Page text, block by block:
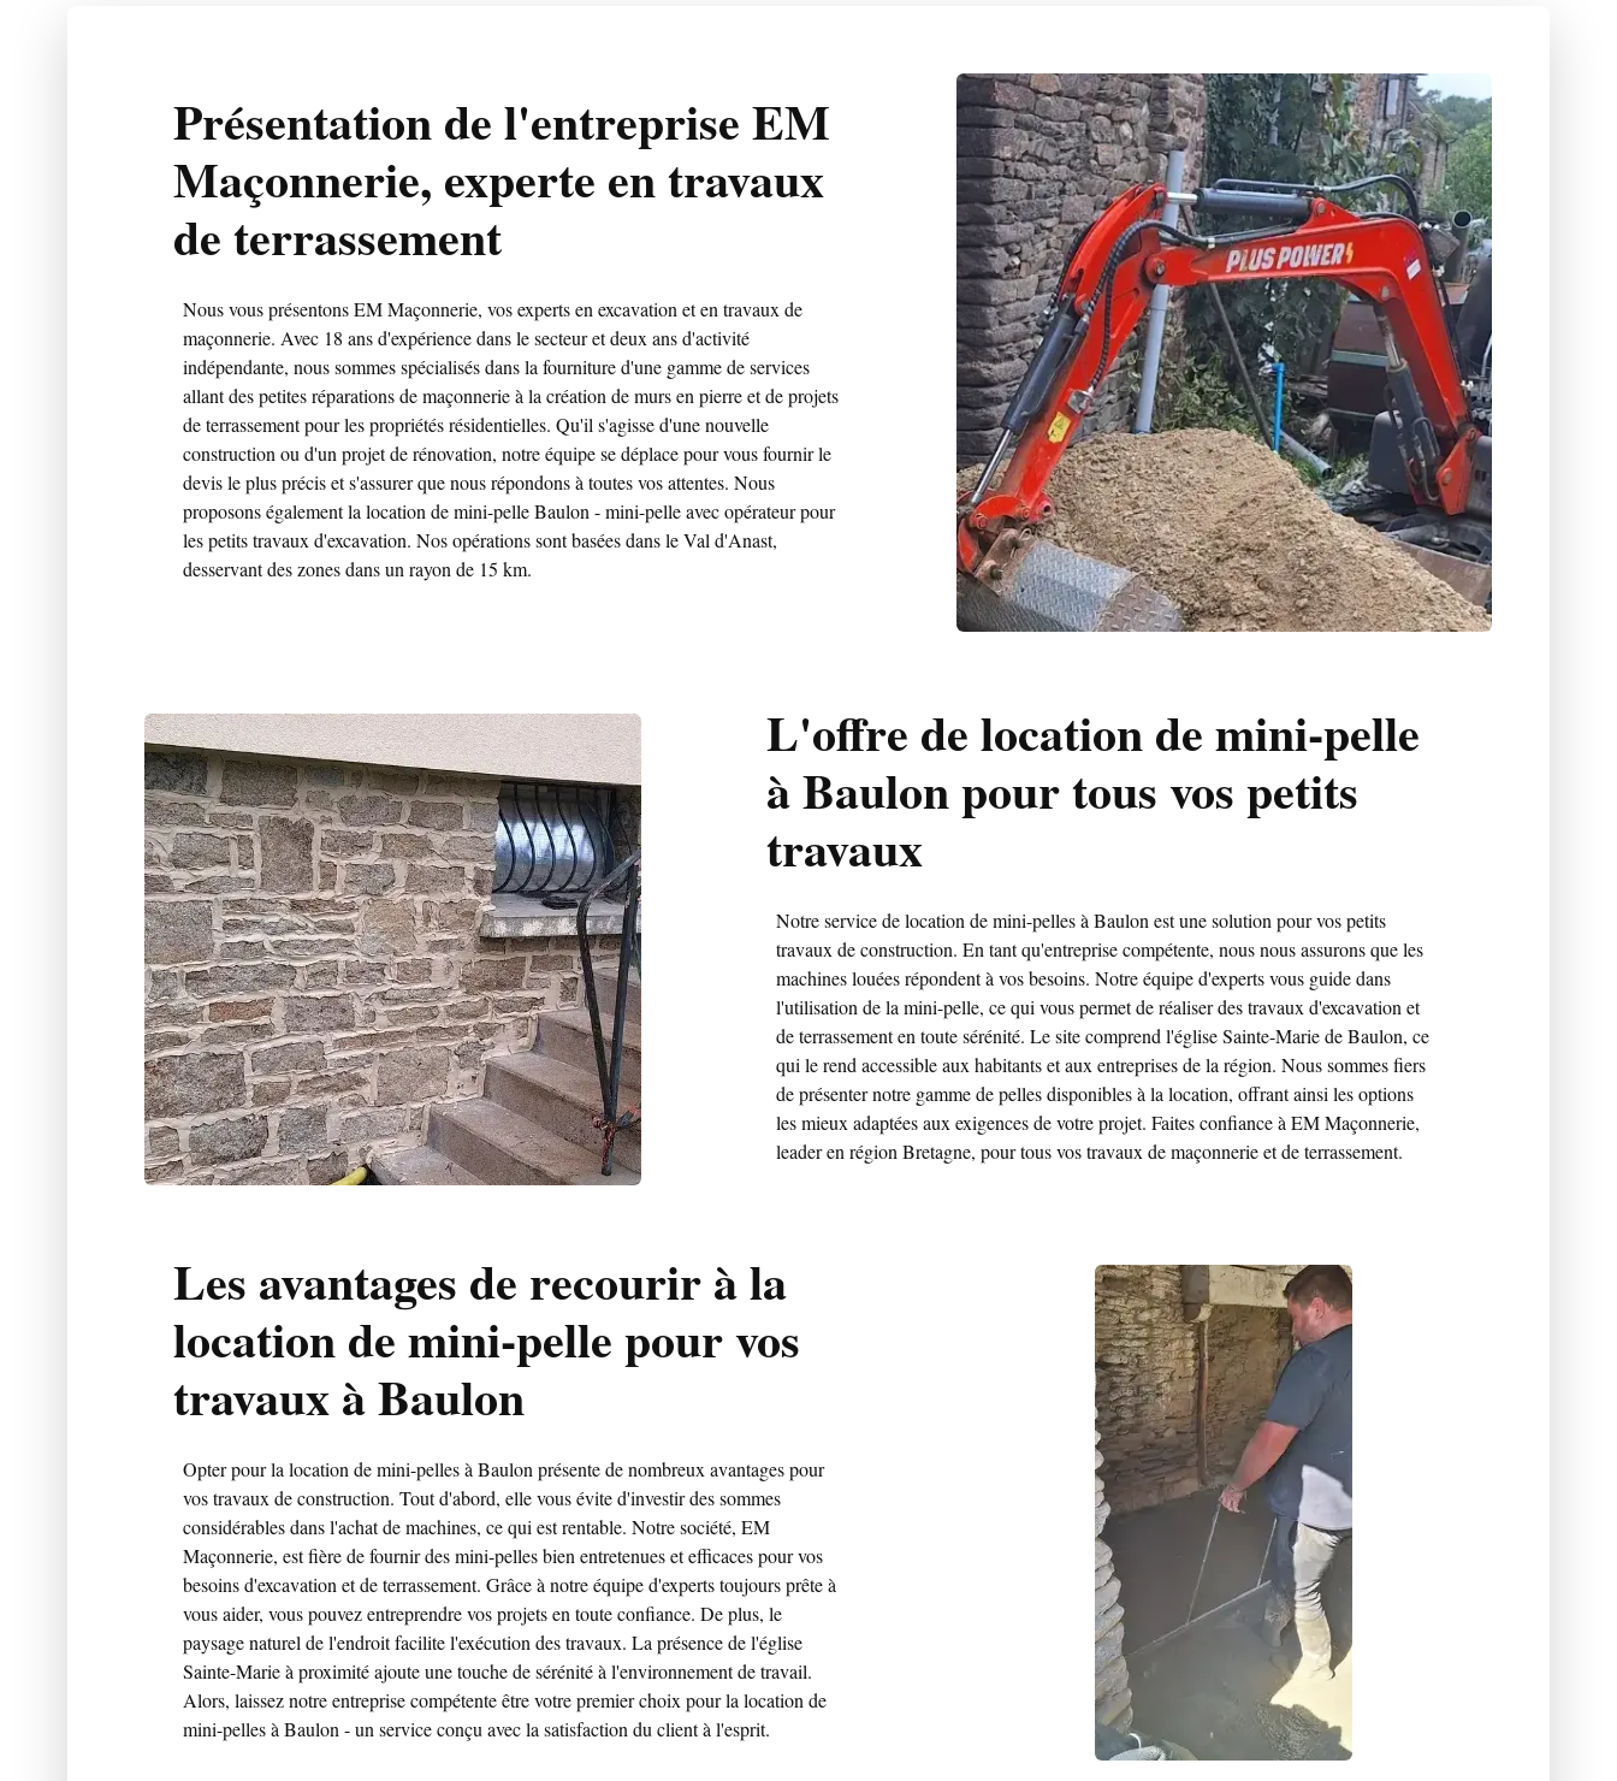
Présentation de l'entreprise EM
Maçonnerie, experte en travaux
de terrassement
Nous vous présentons EM Maçonnerie, vos experts en excavation et en travaux de
maçonnerie. Avec 18 ans d'expérience dans le secteur et deux ans d'activité
indépendante, nous sommes spécialisés dans la fourniture d'une gamme de services
allant des petites réparations de maçonnerie à la création de murs en pierre et de projets
de terrassement pour les propriétés résidentielles. Qu'il s'agisse d'une nouvelle
construction ou d'un projet de rénovation, notre équipe se déplace pour vous fournir le
devis le plus précis et s'assurer que nous répondons à toutes vos attentes. Nous
proposons également la location de mini-pelle Baulon - mini-pelle avec opérateur pour
les petits travaux d'excavation. Nos opérations sont basées dans le Val d'Anast,
desservant des zones dans un rayon de 15 km.
L'offre de location de mini-pelle
à Baulon pour tous vos petits
travaux
Notre service de location de mini-pelles à Baulon est une solution pour vos petits
travaux de construction. En tant qu'entreprise compétente, nous nous assurons que les
machines louées répondent à vos besoins. Notre équipe d'experts vous guide dans
l'utilisation de la mini-pelle, ce qui vous permet de réaliser des travaux d'excavation et
de terrassement en toute sérénité. Le site comprend l'église Sainte-Marie de Baulon, ce
qui le rend accessible aux habitants et aux entreprises de la région. Nous sommes fiers
de présenter notre gamme de pelles disponibles à la location, offrant ainsi les options
les mieux adaptées aux exigences de votre projet. Faites confiance à EM Maçonnerie,
leader en région Bretagne, pour tous vos travaux de maçonnerie et de terrassement.
Les avantages de recourir à la
location de mini-pelle pour vos
travaux à Baulon
Opter pour la location de mini-pelles à Baulon présente de nombreux avantages pour
vos travaux de construction. Tout d'abord, elle vous évite d'investir des sommes
considérables dans l'achat de machines, ce qui est rentable. Notre société, EM
Maçonnerie, est fière de fournir des mini-pelles bien entretenues et efficaces pour vos
besoins d'excavation et de terrassement. Grâce à notre équipe d'experts toujours prête à
vous aider, vous pouvez entreprendre vos projets en toute confiance. De plus, le
paysage naturel de l'endroit facilite l'exécution des travaux. La présence de l'église
Sainte-Marie à proximité ajoute une touche de sérénité à l'environnement de travail.
Alors, laissez notre entreprise compétente être votre premier choix pour la location de
mini-pelles à Baulon - un service conçu avec la satisfaction du client à l'esprit.